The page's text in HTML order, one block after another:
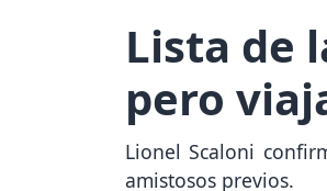
Lista de
pero
Lionel Scaloni
amistosos previos.